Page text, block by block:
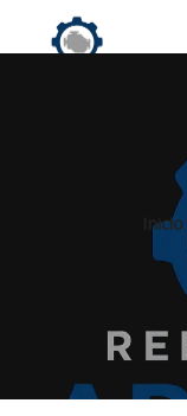
Inicio